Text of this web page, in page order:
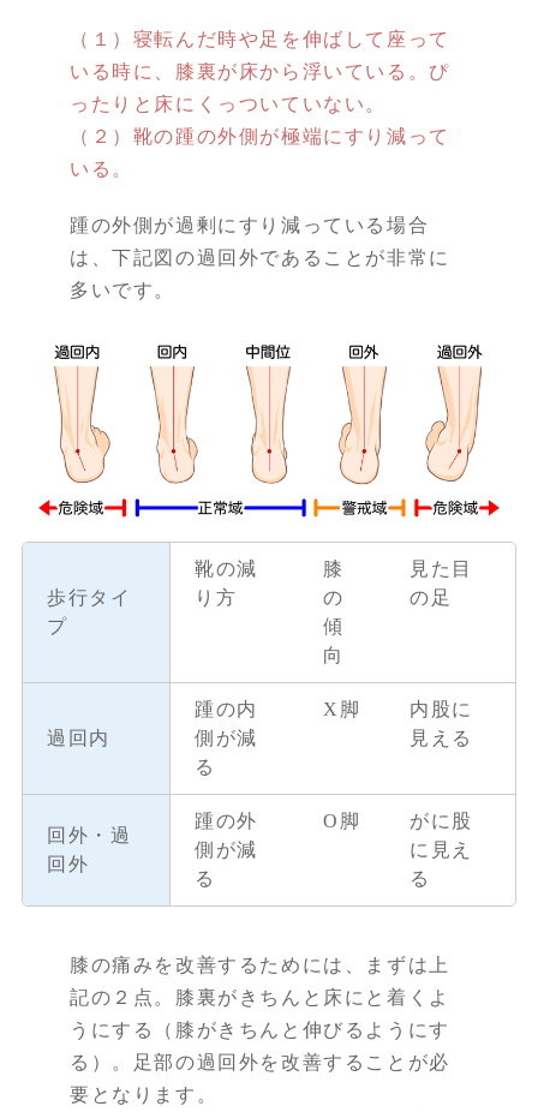
（１）寝転んだ時や足を伸ばして座って
いる時に、膝裏が床から浮いている。ぴ
ったりと床にくっついていない。
（２）靴の踵の外側が極端にすり減って
いる。
踵の外側が過剰にすり減っている場合
は、下記図の過回外であることが非常に
多いです。
歩行タイ
プ
靴の減
り方
膝
の
傾
向
見た目
の足
過回内
踵の内
側が減
る
X脚
内股に
見える
回外・過
回外
踵の外
側が減
る
O脚
がに股
に見え
る
膝の痛みを改善するためには、まずは上
記の２点。膝裏がきちんと床にと着くよ
うにする（膝がきちんと伸びるようにす
る）。足部の過回外を改善することが必
要となります。